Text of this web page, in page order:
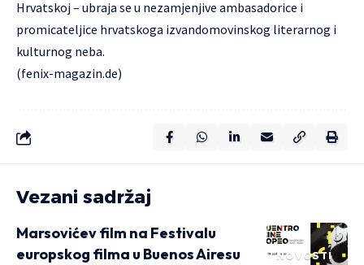
Hrvatskoj – ubraja se u nezamjenjive ambasadorice i
promicateljice hrvatskoga izvandomovinskog literarnog i
kulturnog neba.
(fenix-magazin.de)
Vezani sadržaj
NOVOSTI
Marsovićev film na Festivalu
europskog filma u Buenos Airesu